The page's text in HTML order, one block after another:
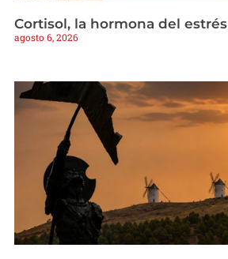
Cortisol, la hormona del estrés
agosto 6, 2026